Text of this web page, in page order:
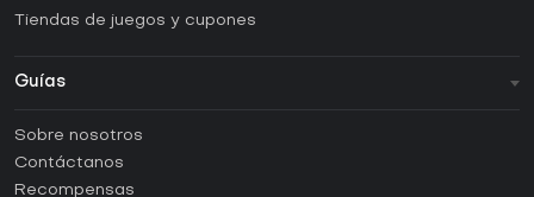
Tiendas de juegos y cupones
Guías
Guías y tutoriales
¿Cómo activar una CD Key de Steam?
Sobre nosotros
Contáctanos
Recompensas